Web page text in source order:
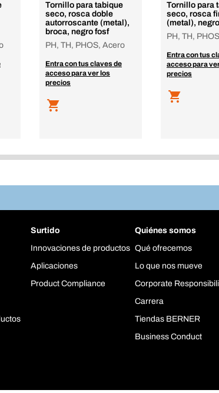
Tornillo para tabique
seco, rosca doble
autorroscante (metal),
broca, negro fosf
PH, TH, PHOS, Acero
Entra con tus claves de
acceso para ver los
precios
Tornillo para
seco, rosca
(metal),
PH, TH,
Entra con tus
acceso para
precios
Surtido
Innovaciones de productos
Aplicaciones
Product Compliance
Quiénes somos
Qué ofrecemos
Lo que nos mueve
Corporate
Carrera
Tiendas BERNER
Business Conduct